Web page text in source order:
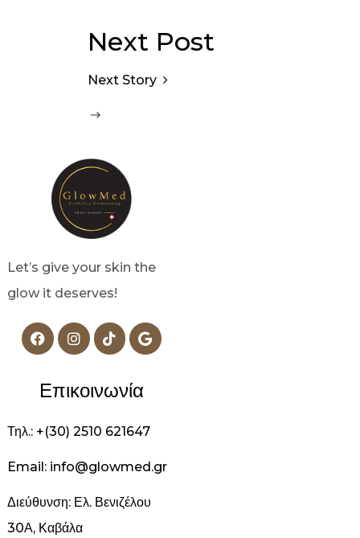
Next Post
Next Story
Let’s give your skin the
glow it deserves!
Επικοινωνία
Τηλ.: +(30) 2510 621647
Email: info@glowmed.gr
Διεύθυνση: Ελ. Βενιζέλου
30Α, Καβάλα